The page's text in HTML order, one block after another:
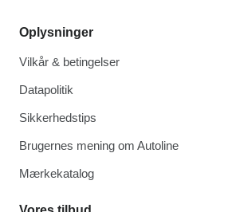
Oplysninger
Vilkår & betingelser
Datapolitik
Sikkerhedstips
Brugernes mening om Autoline
Mærkekatalog